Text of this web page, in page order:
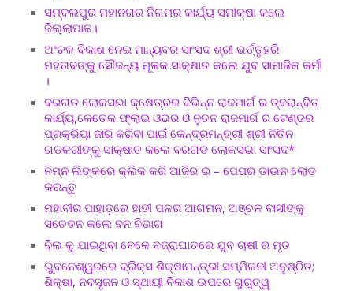
ସମ୍ବଲପୁର ମହାନଗର ନିଗମର କାର୍ଯ୍ୟ ସମୀକ୍ଷା କଲେ
ଜିଲ୍ଲାପାଳ।
ଅଂଚଳ ବିକାଶ ନେଇ ମାନ୍ୟବର ସାଂସଦ ଶ୍ରୀ ଭର୍ତ୍ତୃହରି
ମହତାବଙ୍କୁ ସୌଜନ୍ୟ ମୂଳକ ସାକ୍ଷାତ କଲେ ଯୁବ ସାମାଜିକ କର୍ମୀ
।
ବରଗଡ ଲୋକସଭା କ୍ଷେତ୍ରର ବିଭିନ୍ନ ରାଜମାର୍ଗ ର ତ୍ବରାନ୍ବିତ
କାର୍ଯ୍ୟ,କେତେକ ଫ୍ଲାଇ ଓଭର ଓ ନୁତନ ରାଜମାର୍ଗ ର ଟେଣ୍ଡର
ପ୍ରକ୍ରିୟା ଜାରି କରିବା ପାଇଁ କେନ୍ଦ୍ରମନ୍ତ୍ରୀ ଶ୍ରୀ ନିତିନ
ଗଡକରୀଙ୍କୁ ସାକ୍ଷାତ କଲେ ବରଗଡ ଲୋକସଭା ସାଂସଦ*
ନିମ୍ନ ଲିଙ୍କରେ କ୍ଲିକ କରି ଆଜିର ଇ – ପେପର ଡାଉନ ଲୋଡ
କରନ୍ତୁ
ମହାବୀର ପାହାଡ଼ରେ ହାତୀ ପଳର ଆଗମନ, ଅଞ୍ଚଳ ବାସୀଙ୍କୁ
ସଚେତନ କଲେ ବନ ବିଭାଗ
ବିଲ କୁ ଯାଇଥିବା ବେଳେ ବଜ୍ରାଘାତରେ ଯୁବ ଚାଷୀ ର ମୃତ
ଭୁବନେଶ୍ୱରରେ ବ୍ରିକ୍ସ ଶିକ୍ଷାମନ୍ତ୍ରୀ ସମ୍ମିଳନୀ ଅନୁଷ୍ଠିତ;
ଶିକ୍ଷା, ନବସୃଜନ ଓ ସ୍ଥାୟୀ ବିକାଶ ଉପରେ ଗୁରୁତ୍ୱ